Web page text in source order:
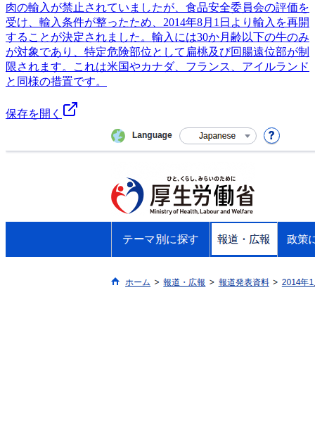
肉の輸入が禁止されていましたが、食品安全委員会の評価を
受け、輸入条件が整ったため、2014年8月1日より輸入を再開
することが決定されました。輸入には30か月齢以下の牛のみ
が対象であり、特定危険部位として扁桃及び回腸遠位部が制
限されます。これは米国やカナダ、フランス、アイルランド
と同様の措置です。
保存を開く